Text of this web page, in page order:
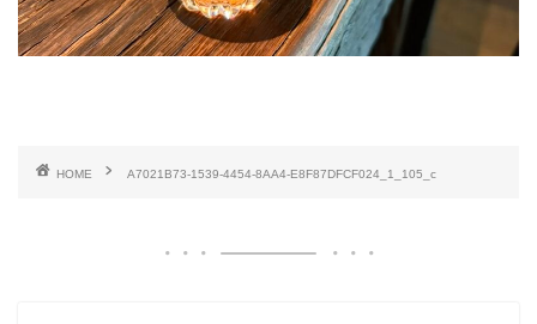
HOME A7021B73-1539-4454-8AA4-E8F87DFCF024_1_105_c